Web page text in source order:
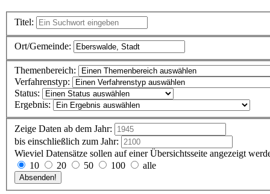
Titel:
Ort/Gemeinde:
Themenbereich:
Verfahrenstyp:
Status:
Ergebnis:
Zeige Daten ab dem Jahr:
bis einschließlich zum Jahr:
Wieviel Datensätze sollen auf einer Übersichtsseite angezeigt
10
20 50 100 alle